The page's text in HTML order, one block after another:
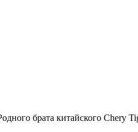
брата китайского Chery